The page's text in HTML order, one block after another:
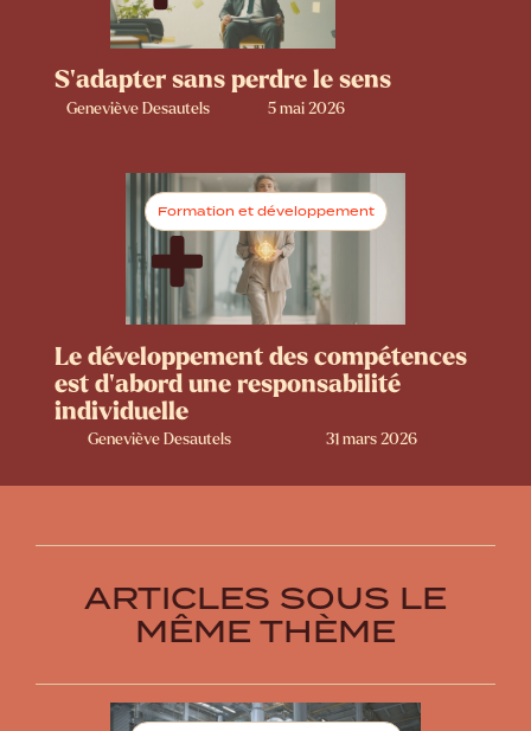
S’adapter sans perdre le sens
Geneviève Desautels 5 mai 2026
Formation et développement
Le développement des compétences
est d’abord une responsabilité
individuelle
Geneviève Desautels 31 mars 2026
ARTICLES SOUS LE
MÊME THÈME